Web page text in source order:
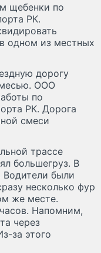
щебенки по
РК.
одном из местных
дорогу
ООО
по
РК. Дорога
смеси
трассе
большегруз. В
Водители были
несколько фур
же месте.
Напомним,
через
за этого